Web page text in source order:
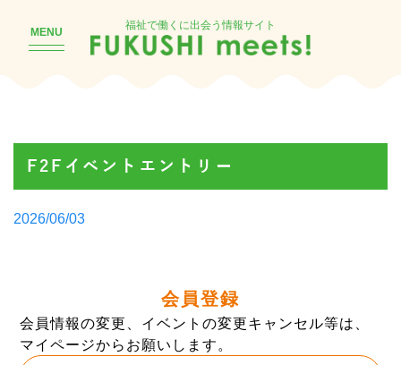
MENU
福祉で働くに出会う情報サイト
F2Fイベントエントリー
Posted
2026/06/03
会員登録
会員情報の変更、イベントの変更キャンセル等は、
マイページからお願いします。